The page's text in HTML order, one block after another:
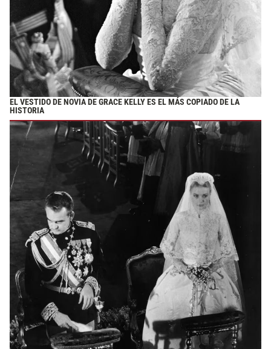
EL VESTIDO DE NOVIA DE GRACE KELLY ES EL MÁS COPIADO DE LA
HISTORIA